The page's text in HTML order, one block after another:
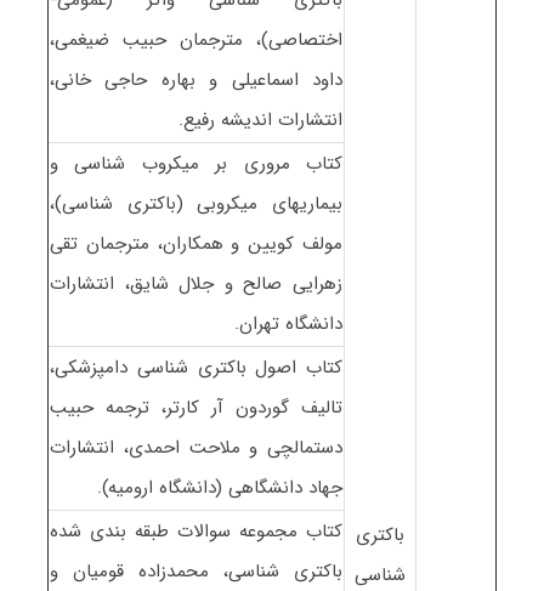
باکتری
شناسی
اختصاصی)، مترجمان حبیب ضیغمی،
داود اسماعیلی و بهاره حاجی خانی،
انتشارات اندیشه رفیع.
کتاب مروری بر میکروب شناسی و
بیماریهای میکروبی (باکتری شناسی)،
مولف کویین و همکاران، مترجمان تقی
زهرایی صالح و جلال شایق، انتشارات
دانشگاه تهران.
کتاب اصول باکتری شناسی دامپزشکی،
تالیف گوردون آر کارتر، ترجمه حبیب
دستمالچی و ملاحت احمدی، انتشارات
جهاد دانشگاهی (دانشگاه ارومیه).
کتاب مجموعه سوالات طبقه بندی شده
باکتری شناسی، محمدزاده قومیان و